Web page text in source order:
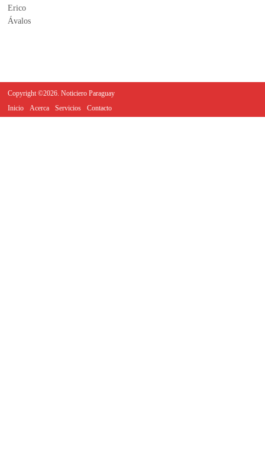
Copyright ©2026. Noticiero Paraguay
Inicio
Acerca Servicios Contacto